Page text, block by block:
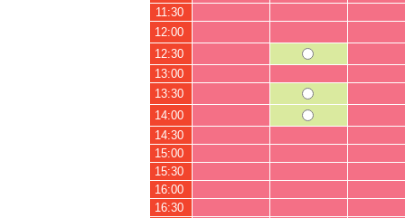
11:30
12:00
12:30
13:00
13:30
14:00
14:30
15:00
15:30
16:00
16:30